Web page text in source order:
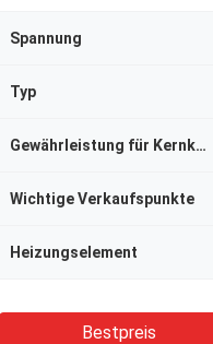
Spannung
Typ
Gewährleistung für Kernkomponenten
Wichtige Verkaufspunkte
Heizungselement
Bestpreis